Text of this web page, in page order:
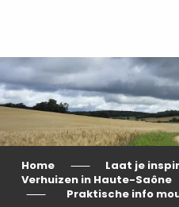
principal
Home
Laat je
Verhuizen in Haute-Saône
Praktische info